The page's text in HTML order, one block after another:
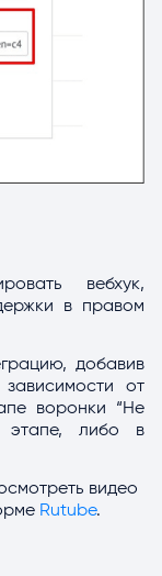
вебхук,
в правом
добавив
от
воронки “Не
этапе, либо в
видео
Rutube.